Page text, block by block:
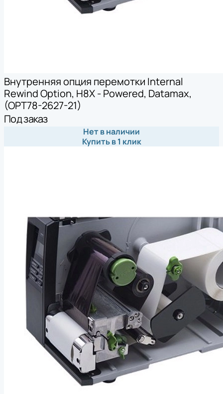
Внутренняя опция перемотки Internal
Rewind Option, H8X - Powered, Datamax,
(OPT78-2627-21)
Под заказ
Нет в наличии
Купить в 1 клик